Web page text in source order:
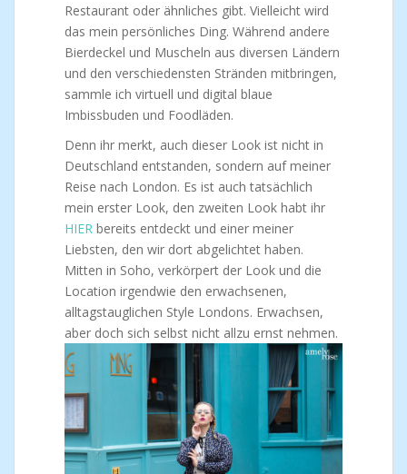
Restaurant oder ähnliches gibt. Vielleicht wird
das mein persönliches Ding. Während andere
Bierdeckel und Muscheln aus diversen Ländern
und den verschiedensten Stränden mitbringen,
sammle ich virtuell und digital blaue
Imbissbuden und Foodläden.
Denn ihr merkt, auch dieser Look ist nicht in
Deutschland entstanden, sondern auf meiner
Reise nach London. Es ist auch tatsächlich
mein erster Look, den zweiten Look habt ihr
HIER bereits entdeckt und einer meiner
Liebsten, den wir dort abgelichtet haben.
Mitten in Soho, verkörpert der Look und die
Location irgendwie den erwachsenen,
alltagstauglichen Style Londons. Erwachsen,
aber doch sich selbst nicht allzu ernst nehmen.